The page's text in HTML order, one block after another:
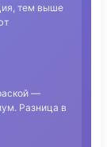
тем выше
—
Разница в